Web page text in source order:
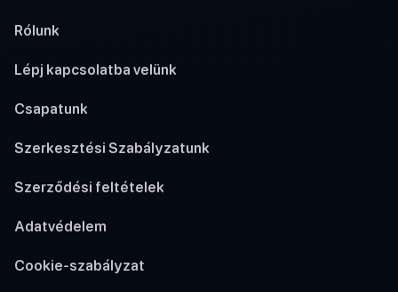
Rólunk
Lépj kapcsolatba velünk
Csapatunk
Szerkesztési Szabályzatunk
Szerződési feltételek
Adatvédelem
Cookie-szabályzat